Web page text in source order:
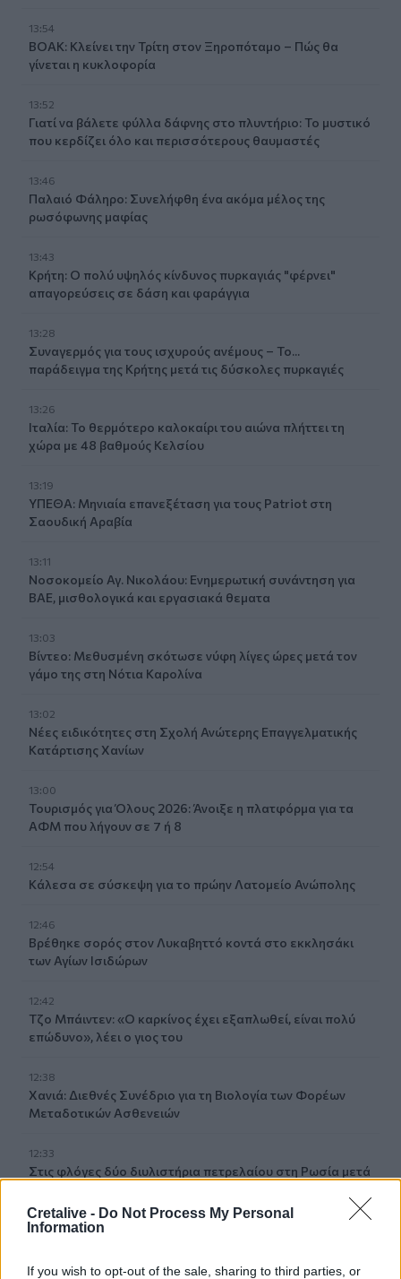
Cretalive - Do Not Process My Personal
Information
If you wish to opt-out of the sale, sharing to third parties, or
13:54
ΒΟΑΚ: Κλείνει την Τρίτη στον Ξηροπόταμο – Πώς θα
γίνεται η κυκλοφορία
13:52
Γιατί να βάλετε φύλλα δάφνης στο πλυντήριο: Το μυστικό
που κερδίζει όλο και περισσότερους θαυμαστές
13:46
Παλαιό Φάληρο: Συνελήφθη ένα ακόμα μέλος της
ρωσόφωνης μαφίας
13:43
Κρήτη: Ο πολύ υψηλός κίνδυνος πυρκαγιάς "φέρνει"
απαγορεύσεις σε δάση και φαράγγια
13:28
Συναγερμός για τους ισχυρούς ανέμους – Το...
παράδειγμα της Κρήτης μετά τις δύσκολες πυρκαγιές
13:26
Ιταλία: Το θερμότερο καλοκαίρι του αιώνα πλήττει τη
χώρα με 48 βαθμούς Κελσίου
13:19
ΥΠΕΘΑ: Μηνιαία επανεξέταση για τους Patriot στη
Σαουδική Αραβία
13:11
Νοσοκομείο Αγ. Νικολάου: Ενημερωτική συνάντηση για
ΒΑΕ, μισθολογικά και εργασιακά θεματα
13:03
Βίντεο: Μεθυσμένη σκότωσε νύφη λίγες ώρες μετά τον
γάμο της στη Νότια Καρολίνα
13:02
Νέες ειδικότητες στη Σχολή Ανώτερης Επαγγελματικής
Κατάρτισης Χανίων
13:00
Τουρισμός για Όλους 2026: Άνοιξε η πλατφόρμα για τα
ΑΦΜ που λήγουν σε 7 ή 8
12:54
Κάλεσα σε σύσκεψη για το πρώην Λατομείο Ανώπολης
12:46
Βρέθηκε σορός στον Λυκαβηττό κοντά στο εκκλησάκι
των Αγίων Ισιδώρων
12:42
Τζο Μπάιντεν: «Ο καρκίνος έχει εξαπλωθεί, είναι πολύ
επώδυνο», λέει ο γιος του
12:38
Χανιά: Διεθνές Συνέδριο για τη Βιολογία των Φορέων
Μεταδοτικών Ασθενειών
12:33
Στις φλόγες δύο διυλιστήρια πετρελαίου στη Ρωσία μετά
12:29